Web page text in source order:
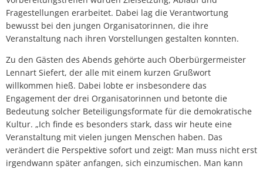
Fragestellungen erarbeitet. Dabei lag die Verantwortung
bewusst bei den jungen Organisatorinnen, die ihre
Veranstaltung nach ihren Vorstellungen gestalten konnten.
Zu den Gästen des Abends gehörte auch Oberbürgermeister
Lennart Siefert, der alle mit einem kurzen Grußwort
willkommen hieß. Dabei lobte er insbesondere das
Engagement der drei Organisatorinnen und betonte die
Bedeutung solcher Beteiligungsformate für die demokratische
Kultur. „Ich finde es besonders stark, dass wir heute eine
Veranstaltung mit vielen jungen Menschen haben. Das
verändert die Perspektive sofort und zeigt: Man muss nicht erst
irgendwann später anfangen, sich einzumischen. Man kann